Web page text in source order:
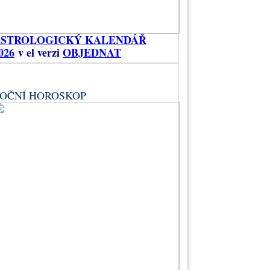
KALENDÁŘ
v el verziOBJEDNAT
HOROSKOP